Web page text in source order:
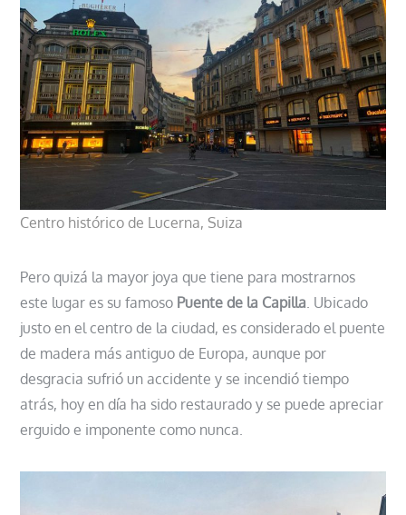
Centro histórico de Lucerna, Suiza
Pero quizá la mayor joya que tiene para mostrarnos
este lugar es su famoso Puente de la Capilla . Ubicado
justo en el centro de la ciudad, es considerado el puente
de madera más antiguo de Europa, aunque por
desgracia sufrió un accidente y se incendió tiempo
atrás, hoy en día ha sido restaurado y se puede apreciar
erguido e imponente como nunca.